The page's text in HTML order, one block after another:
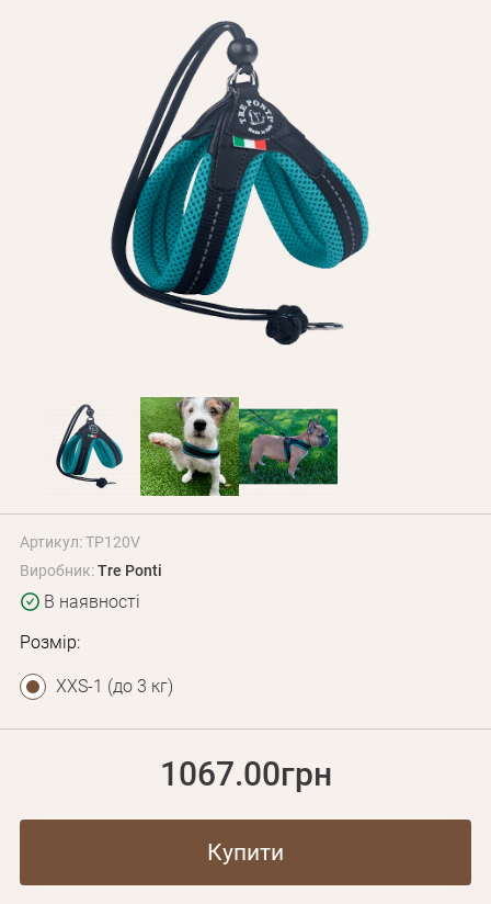
АКЦІЇ
ДЛЯ КОТІВ
Оплата і доставка
Програма лояльності
Про Нас
Оптовим клієнтам
Контакти
+380 (95) 095-00-05
Артикул: TP120V
Виробник:Tre Ponti
В наявності
Розмір:
XXS-1 (до 3 кг)
1067.00грн
Купити